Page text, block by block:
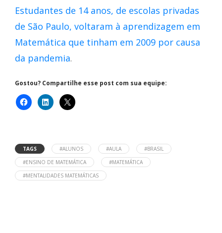
Estudantes de 14 anos, de escolas privadas
de São Paulo, voltaram à aprendizagem em
Matemática que tinham em 2009 por causa
da pandemia.
Gostou? Compartilhe esse post com sua equipe:
TAGS #ALUNOS #AULA
#BRASIL
#ENSINO DE MATEMÁTICA
#MATEMÁTICA
#MENTALIDADES MATEMÁTICAS